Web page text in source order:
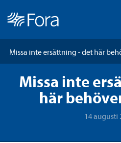
Missa inte
här
14 augusti